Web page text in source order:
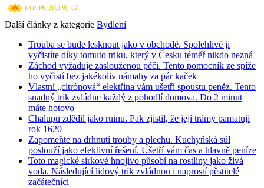
Další články z kategorie Bydlení
Trouba se bude lesknout jako v obchodě. Spolehlivě ji
vyčistíte díky tomuto triku, který v Česku téměř nikdo nezná
Záchod vyžaduje zaslouženou péči. Tento pomocník ze spíže
ho vyčistí bez jakékoliv námahy za pár kaček
Vlastní „citrónová“ elektřina vám ušetří spoustu peněz. Tento
snadný trik zvládne každý z pohodlí domova. Do 2 minut
máte hotovo
Chalupu zdědil jako ruinu. Pak zjistil, že její trámy pamatují
rok 1620
Zapomeňte na drhnutí trouby a plechů. Kuchyňská sůl
poslouží jako efektivní řešení. Ušetří vám čas a hlavně peníze
Toto magické sirkové hnojivo působí na rostliny jako živá
voda. Následující lidový trik zvládnou i naprostí pěstitelé
začátečníci